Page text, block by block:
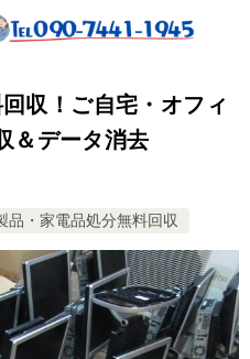
収！ご自宅・オフィ
＆データ消去
品・家電品処分無料回収